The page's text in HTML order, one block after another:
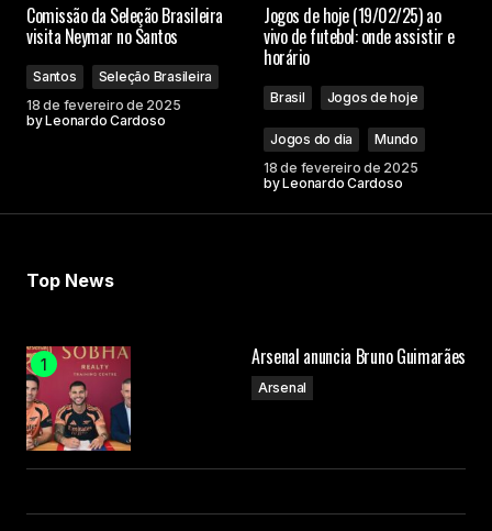
Comissão da Seleção Brasileira
visita Neymar no Santos
Santos
Seleção Brasileira
18 de fevereiro de 2025
byLeonardo Cardoso
Jogos de hoje (19/02/25) ao
vivo de futebol: onde assistir e
horário
Brasil Jogos de hoje
Jogos do dia
Mundo
18 de fevereiro de 2025
byLeonardo Cardoso
Top News
Arsenal anuncia Bruno Guimarães
Arsenal